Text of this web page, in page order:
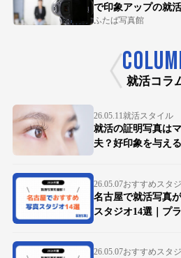
で印象アップの就
ふたば写真館
就活コラ
26.05.11就活スタイル
就活の証明写真は
夫？好印象を与え
26.05.07おすすめスタ
名古屋で就活写真
スタジオ14選｜プ
26.05.07おすすめスタ